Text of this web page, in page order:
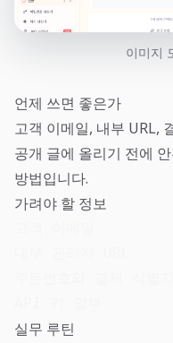
이미지
언제 쓰면 좋은가
고객 이메일, 내부 URL,
공개 글에 올리기 전에
방법입니다.
가려야 할 정보
실무 루틴